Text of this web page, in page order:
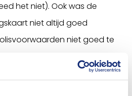
het niet). Ook was de
niet altijd goed
niet goed te
bleken 63